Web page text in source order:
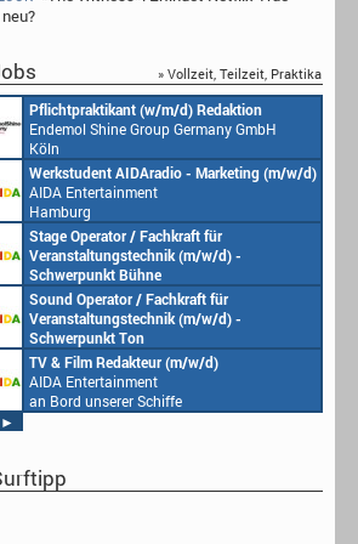
» Vollzeit, Teilzeit, Praktika
Redakteur (w/m/d) oder Jungredakteur
(w/m/d)
Endemol Shine Group Germany GmbH
Köln
Senior Video Producer/ 1st TV Operator
(m/w/d)
AIDA Entertainment
an Bord unserer Schiffe
Studentische Aushilfe (w/m/d) – YouTube
Endemol Shine Group Germany GmbH
Köln
Redaktionsleitung (w/m/d)
Endemol Shine Group Germany GmbH
Köln
Producer (w/m/d)
Endemol Shine Group Germany GmbH
Köln
►